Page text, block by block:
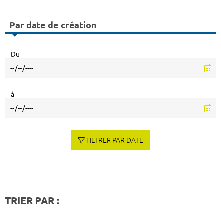
Par date de création
Du
à
FILTRER PAR DATE
TRIER PAR :